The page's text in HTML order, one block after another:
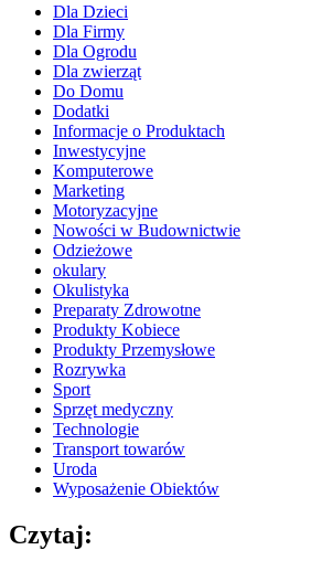
Dla Dzieci
Dla Firmy
Dla Ogrodu
Dla zwierząt
Do Domu
Dodatki
Informacje o Produktach
Inwestycyjne
Komputerowe
Marketing
Motoryzacyjne
Nowości w Budownictwie
Odzieżowe
okulary
Okulistyka
Preparaty Zdrowotne
Produkty Kobiece
Produkty Przemysłowe
Rozrywka
Sport
Sprzęt medyczny
Technologie
Transport towarów
Uroda
Wyposażenie Obiektów
Czytaj: